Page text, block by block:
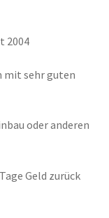
2004
mit sehr guten
oder anderen
Geld zurück